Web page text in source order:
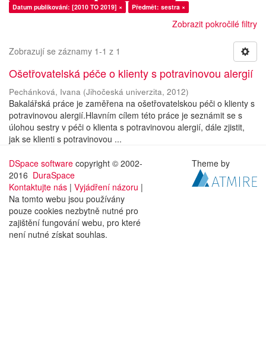
Datum publikování: [2010 TO 2019] ×
Předmět: sestra ×
Zobrazit pokročilé filtry
Zobrazují se záznamy 1-1 z 1
Ošetřovatelská péče o klienty s potravinovou alergií
Pechánková, Ivana (Jihočeská univerzita, 2012)
Bakalářská práce je zaměřena na ošetřovatelskou péči o klienty s
potravinovou alergií.Hlavním cílem této práce je seznámit se s
úlohou sestry v péči o klienta s potravinovou alergií, dále zjistit,
jak se klienti s potravinovou ...
DSpace software copyright © 2002-
2016 DuraSpace
Kontaktujte nás | Vyjádření názoru |
Na tomto webu jsou používány
pouze cookies nezbytně nutné pro
zajištění fungování webu, pro které
není nutné získat souhlas.
Theme by